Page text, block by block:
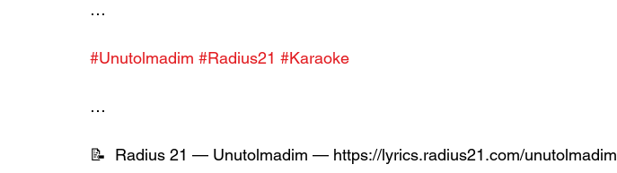
…
#Unutolmadim #Radius21 #Karaoke
…
📝  Radius 21 — Unutolmadim — https://lyrics.radius21.com/unutolmadim